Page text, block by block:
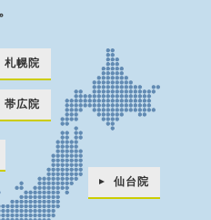
札幌院
帯広院
仙台院